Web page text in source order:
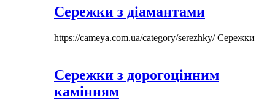
Сережки з діамантами
https://cameya.com.ua/category/serezhky/Сережки
Сережки з дорогоцінним
камінням